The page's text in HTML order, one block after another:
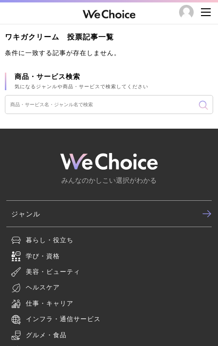
ワキガクリーム 投票記事一覧
条件に一致する記事が存在しません。
商品・サービス検索
気になるジャンルや商品・サービスで検索してください
みんなのかしこい選択がわかる
ジャンル
暮らし・役立ち
学び・資格
美容・ビューティ
ヘルスケア
仕事・キャリア
インフラ・通信サービス
グルメ・食品